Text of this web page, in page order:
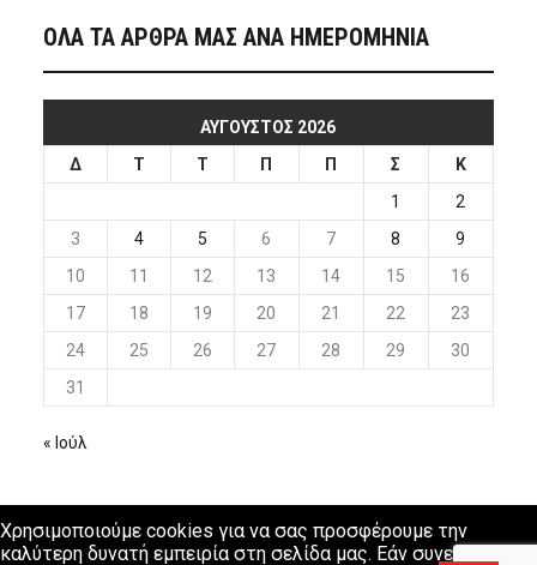
ΟΛΑ ΤΑ ΑΡΘΡΑ ΜΑΣ ΑΝΑ ΗΜΕΡΟΜΗΝΙΑ
ΑΎΓΟΥΣΤΟΣ 2026
Δ
Τ Τ Π Π Σ
Κ
1
2
3
4 5 6 7 8
9
10
11 12 13 14 15
16
17
18 19 20 21 22
23
24
25 26 27 28 29
30
31
« Ιούλ
Χρησιμοποιούμε cookies για να σας προσφέρουμε την
καλύτερη δυνατή εμπειρία στη σελίδα μας. Εάν συνεχίσετε να